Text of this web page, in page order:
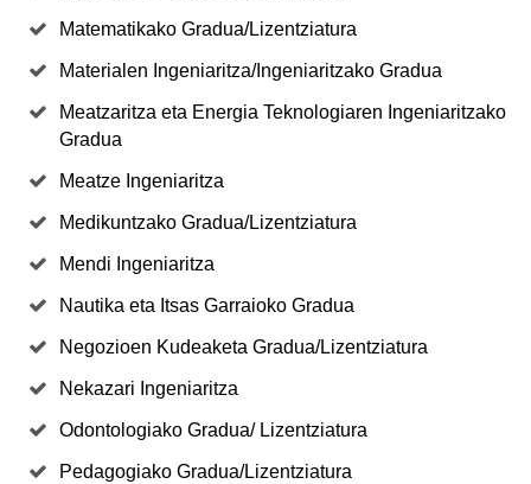
Matematikako Gradua/Lizentziatura
Materialen Ingeniaritza/Ingeniaritzako Gradua
Meatzaritza eta Energia Teknologiaren Ingeniaritzako
Gradua
Meatze Ingeniaritza
Medikuntzako Gradua/Lizentziatura
Mendi Ingeniaritza
Nautika eta Itsas Garraioko Gradua
Negozioen Kudeaketa Gradua/Lizentziatura
Nekazari Ingeniaritza
Odontologiako Gradua/ Lizentziatura
Pedagogiako Gradua/Lizentziatura